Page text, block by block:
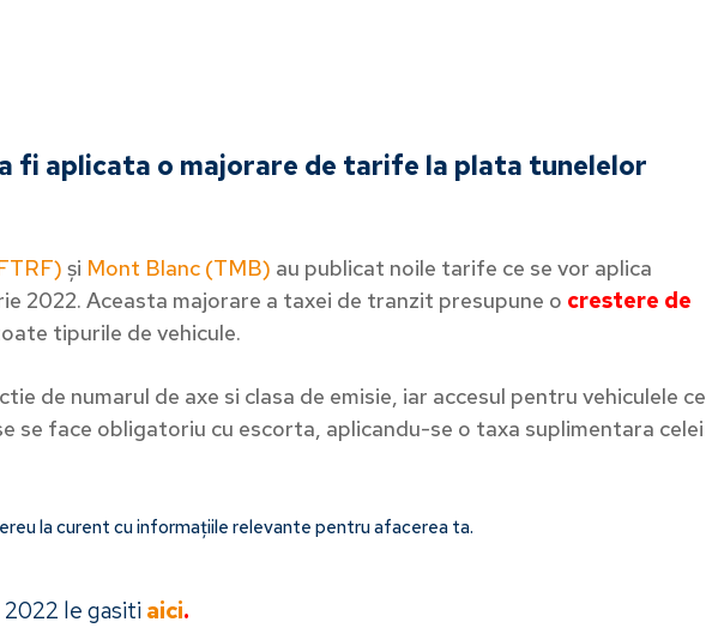
fi aplicata o majorare de tarife la plata tunelelor
şi Mont Blanc (TMB) au publicat noile tarife ce se vor aplica
2022. Aceasta majorare a taxei de tranzit presupune o crestere de
tipurile de vehicule.
de numarul de axe si clasa de emisie, iar accesul pentru vehiculele ce
se face obligatoriu cu escorta, aplicandu-se o taxa suplimentara celei
la curent cu informațiile relevante pentru afacerea ta.
2022 le gasiti aici.